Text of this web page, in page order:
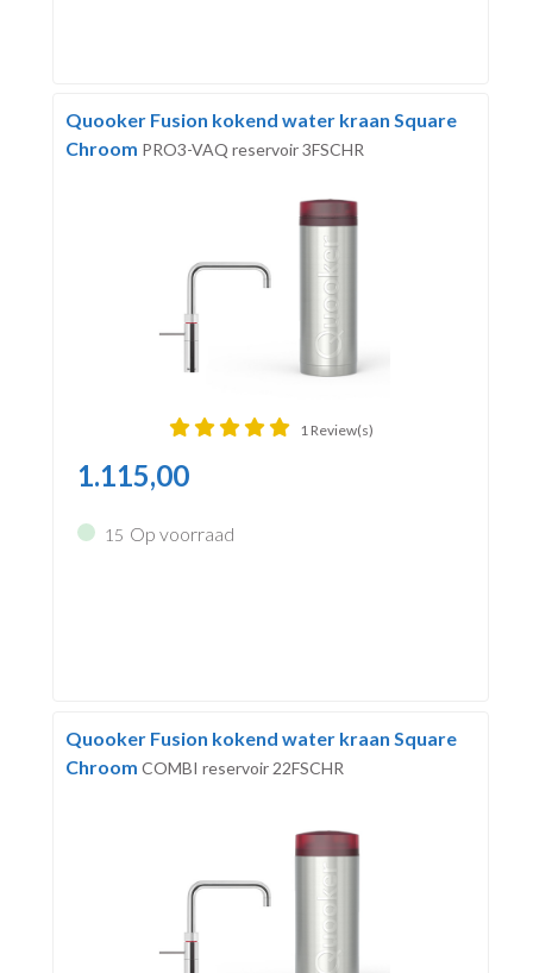
Quooker Fusion kokend water kraan Square
Chroom PRO3-VAQ reservoir 3FSCHR
1 Review(s)
1.115,00
15 Op voorraad
Quooker Fusion kokend water kraan Square
Chroom COMBI reservoir 22FSCHR